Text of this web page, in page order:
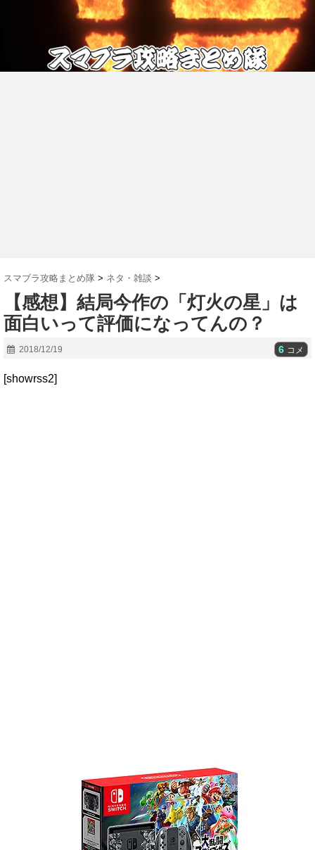
スマブラ攻略まとめ隊 > ネタ・雑談 >
【感想】結局今作の「灯火の星」は
面白いって評価になってんの？
2018/12/19 6 コメ
[showrss2]